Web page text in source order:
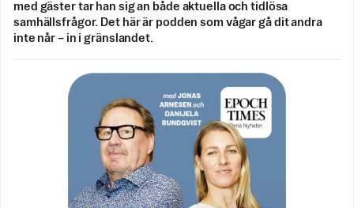
med gäster tar han sig an både aktuella och tidlösa
samhällsfrågor. Det här är podden som vågar gå dit andra
inte når – in i gränslandet.